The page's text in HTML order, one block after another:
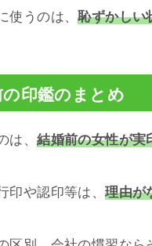
使うのは、恥ずかしい
印鑑のまとめ
は、結婚前の女性が実
印や認印等は、理由が